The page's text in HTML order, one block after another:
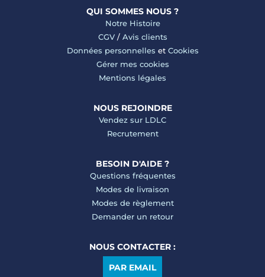
QUI SOMMES NOUS ?
Notre Histoire
CGV/ Avis clients
Données personnelles et Cookies
Gérer mes cookies
Mentions légales
NOUS REJOINDRE
Vendez sur LDLC
Recrutement
BESOIN D'AIDE ?
Questions fréquentes
Modes de livraison
Modes de règlement
Demander un retour
NOUS CONTACTER :
PAR EMAIL